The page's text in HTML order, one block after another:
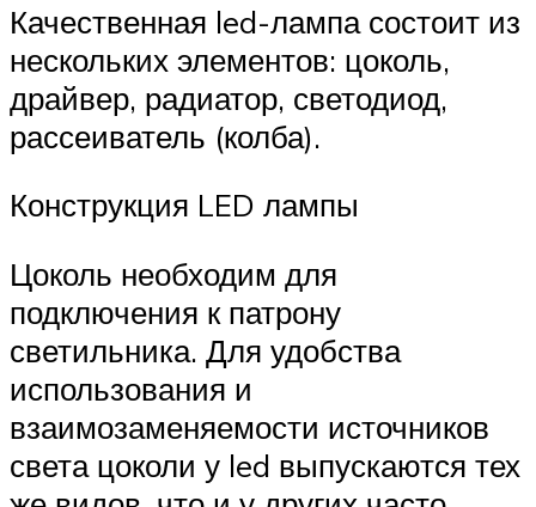
Качественная led-лампа состоит из
нескольких элементов: цоколь,
драйвер, радиатор, светодиод,
рассеиватель (колба).
Конструкция LED лампы
Цоколь необходим для
подключения к патрону
светильника. Для удобства
использования и
взаимозаменяемости источников
света цоколи у led выпускаются тех